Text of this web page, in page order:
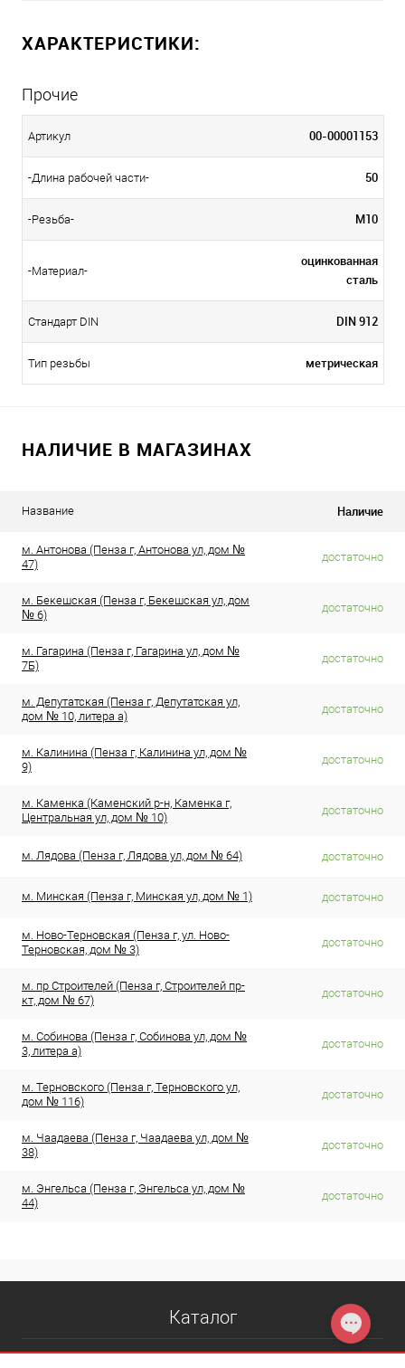
ХАРАКТЕРИСТИКИ:
Прочие
Артикул 00-00001153
-Длина рабочей части- 50
-Резьба- М10
-Материал-
оцинкованная
сталь
Стандарт DIN DIN 912
Тип резьбы метрическая
НАЛИЧИЕ В МАГАЗИНАХ
Название Наличие
м. Антонова (Пенза г, Антонова ул, дом №
47)
достаточно
м. Бекешская (Пенза г, Бекешская ул, дом
№ 6)
достаточно
м. Гагарина (Пенза г, Гагарина ул, дом №
7Б)
достаточно
м. Депутатская (Пенза г, Депутатская ул,
дом № 10, литера а)
достаточно
м. Калинина (Пенза г, Калинина ул, дом №
9)
достаточно
м. Каменка (Каменский р-н, Каменка г,
Центральная ул, дом № 10)
достаточно
м. Лядова (Пенза г, Лядова ул, дом № 64) достаточно
м. Минская (Пенза г, Минская ул, дом № 1) достаточно
м. Ново-Терновская (Пенза г, ул. Ново-
Терновская, дом № 3)
достаточно
м. пр Строителей (Пенза г, Строителей пр-
кт, дом № 67)
достаточно
м. Собинова (Пенза г, Собинова ул, дом №
3, литера а)
достаточно
м. Терновского (Пенза г, Терновского ул,
дом № 116)
достаточно
м. Чаадаева (Пенза г, Чаадаева ул, дом №
38)
достаточно
м. Энгельса (Пенза г, Энгельса ул, дом №
44)
достаточно
Каталог